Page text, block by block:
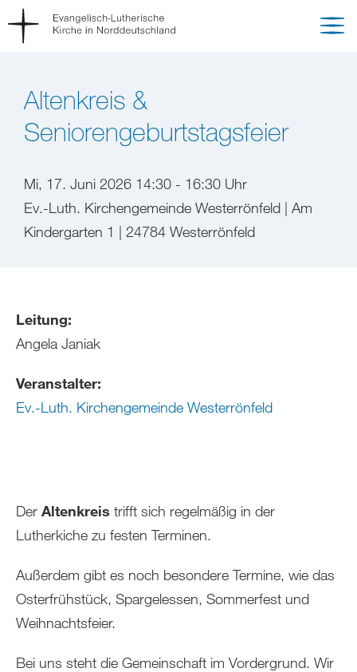
Altenkreis &
Seniorengeburtstagsfeier
Mi, 17. Juni 2026 14:30 - 16:30 Uhr
Ev.-Luth. Kirchengemeinde Westerrönfeld | Am
Kindergarten 1 | 24784 Westerrönfeld
Leitung:
Angela Janiak
Veranstalter:
Ev.-Luth. Kirchengemeinde Westerrönfeld
Der Altenkreis trifft sich regelmäßig in der
Lutherkiche zu festen Terminen.
Außerdem gibt es noch besondere Termine, wie das
Osterfrühstück, Spargelessen, Sommerfest und
Weihnachtsfeier.
Bei uns steht die Gemeinschaft im Vordergrund. Wir